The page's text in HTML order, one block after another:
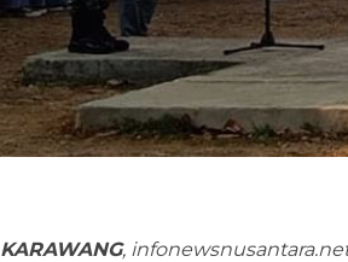
KARAWANG,